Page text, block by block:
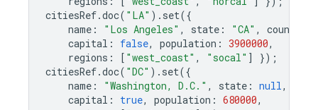
citiesRef.doc( "LA" ). set({
name : "Los Angeles" , state : "CA" , country
capital : false, population : 3900000,
regions : [ "west_coast" , "socal" ]
});
citiesRef.doc( "DC" ). set({
name : "Washington, D.C." , state : null,
capital : true, population : 680000,